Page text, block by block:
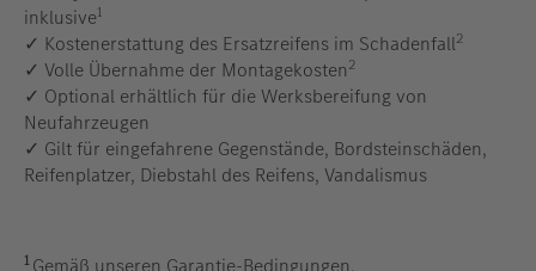
inklusive1
✓ Kostenerstattung des Ersatzreifens im Schadenfall2
✓ Volle Übernahme der Montagekosten2
✓ Optional erhältlich für die Werksbereifung von
Neufahrzeugen
✓ Gilt für eingefahrene Gegenstände, Bordsteinschäden,
Reifenplatzer, Diebstahl des Reifens, Vandalismus
1